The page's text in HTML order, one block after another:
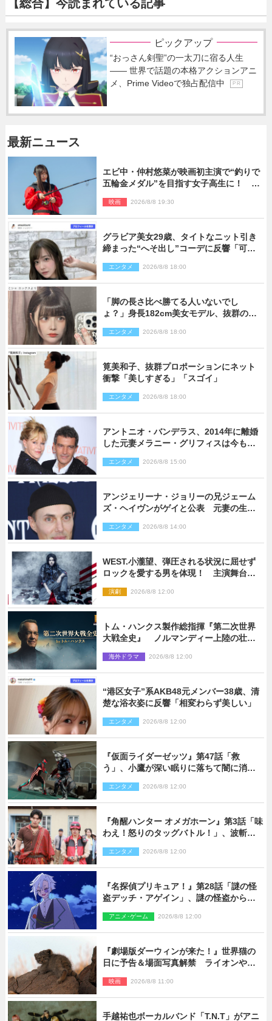
【総合】今読まれている記事
ピックアップ
“おっさん剣聖”の一太刀に宿る人生
―― 世界で話題の本格アクションアニ
メ、Prime Videoで独占配信中
P R
最新ニュース
エビ中・仲村悠菜が映画初主演で“釣りで
五輪金メダル”を目指す女子高生に！ 映
映画 2026/8/8 19:30
グラビア美女29歳、タイトなニット引き
締まった“へそ出し”コーデに反響「可愛
エンタメ 2026/8/8 18:00
「脚の長さ比べ勝てる人いないでし
ょ？」身長182cm美女モデル、抜群のプ
エンタメ 2026/8/8 18:00
筧美和子、抜群プロポーションにネット
衝撃「美しすぎる」「スゴイ」
エンタメ 2026/8/8 18:00
アントニオ・バンデラス、2014年に離婚
した元妻メラニー・グリフィスは今も
エンタメ 2026/8/8 15:00
アンジェリーナ・ジョリーの兄ジェーム
ズ・ヘイヴンがゲイと公表 元妻の生配
エンタメ 2026/8/8 14:00
WEST.小瀧望、弾圧される状況に屈せず
ロックを愛する男を体現！ 主演舞台
演劇 2026/8/8 12:00
トム・ハンクス製作総指揮『第二次世界
大戦全史』 ノルマンディー上陸の壮絶
海外ドラマ 2026/8/8 12:00
“港区女子”系AKB48元メンバー38歳、清
楚な浴衣姿に反響「相変わらず美しい」
エンタメ 2026/8/8 12:00
『仮面ライダーゼッツ』第47話「救
う」、小鷹が深い眠りに落ちて闇に消え
エンタメ 2026/8/8 12:00
『角醒ハンター オメガホーン』第3話「味
わえ！怒りのタッグバトル！」、波斬の
エンタメ 2026/8/8 12:00
『名探偵プリキュア！』第28話「謎の怪
盗デッチ・アゲイン」、謎の怪盗から不
アニメ･ゲーム 2026/8/8 12:00
『劇場版ダーウィンが来た！』世界猫の
日に予告＆場面写真解禁 ライオンやマ
映画 2026/8/8 11:00
手越祐也ボーカルバンド「T.N.T」がアニ